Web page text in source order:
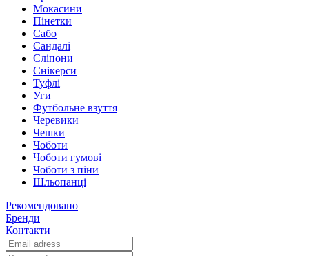
Мокасини
Пінетки
Сабо
Сандалі
Сліпони
Снікерси
Туфлі
Уги
Футбольне взуття
Черевики
Чешки
Чоботи
Чоботи гумові
Чоботи з піни
Шльопанці
Рекомендовано
Бренди
Контакти